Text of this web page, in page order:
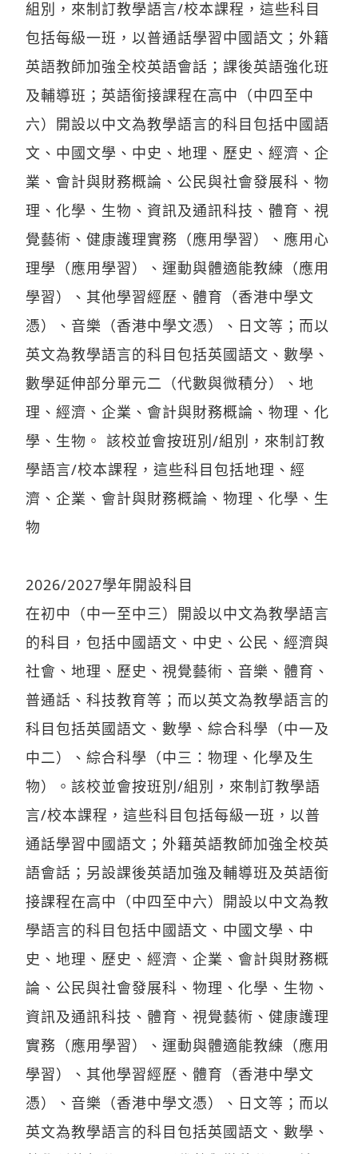
組別，來制訂教學語言/校本課程，這些科目
包括每級一班，以普通話學習中國語文；外籍
英語教師加強全校英語會話；課後英語強化班
及輔導班；英語銜接課程在高中（中四至中
六）開設以中文為教學語言的科目包括中國語
文、中國文學、中史、地理、歷史、經濟、企
業、會計與財務概論、公民與社會發展科、物
理、化學、生物、資訊及通訊科技、體育、視
覺藝術、健康護理實務（應用學習）、應用心
理學（應用學習）、運動與體適能教練（應用
學習）、其他學習經歷、體育（香港中學文
憑）、音樂（香港中學文憑）、日文等；而以
英文為教學語言的科目包括英國語文、數學、
數學延伸部分單元二（代數與微積分）、地
理、經濟、企業、會計與財務概論、物理、化
學、生物。 該校並會按班別/組別，來制訂教
學語言/校本課程，這些科目包括地理、經
濟、企業、會計與財務概論、物理、化學、生
物
2026/2027學年開設科目
在初中（中一至中三）開設以中文為教學語言
的科目，包括中國語文、中史、公民、經濟與
社會、地理、歷史、視覺藝術、音樂、體育、
普通話、科技教育等；而以英文為教學語言的
科目包括英國語文、數學、綜合科學（中一及
中二）、綜合科學（中三：物理、化學及生
物）。該校並會按班別/組別，來制訂教學語
言/校本課程，這些科目包括每級一班，以普
通話學習中國語文；外籍英語教師加強全校英
語會話；另設課後英語加強及輔導班及英語銜
接課程在高中（中四至中六）開設以中文為教
學語言的科目包括中國語文、中國文學、中
史、地理、歷史、經濟、企業、會計與財務概
論、公民與社會發展科、物理、化學、生物、
資訊及通訊科技、體育、視覺藝術、健康護理
實務（應用學習）、運動與體適能教練（應用
學習）、其他學習經歷、體育（香港中學文
憑）、音樂（香港中學文憑）、日文等；而以
英文為教學語言的科目包括英國語文、數學、